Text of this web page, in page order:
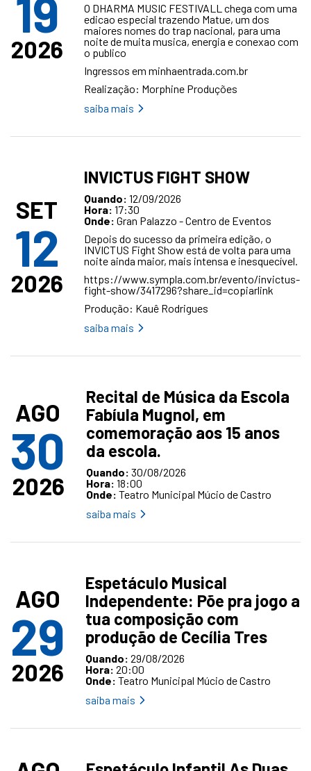
19
2026
O DHARMA MUSIC FESTIVALL chega com uma
edicao especial trazendo Matue, um dos
maiores nomes do trap nacional, para uma
noite de muita musica, energia e conexao com
o publico
Ingressos em minhaentrada.com.br
Realização: Morphine Produções
saiba mais
SET
12
2026
INVICTUS FIGHT SHOW
Quando: 12/09/2026
Hora: 17:30
Onde: Gran Palazzo - Centro de Eventos
Depois do sucesso da primeira edição, o
INVICTUS Fight Show está de volta para uma
noite ainda maior, mais intensa e inesquecível.
https://www.sympla.com.br/evento/invictus-
fight-show/3417296?share_id=copiarlink
Produção: Kauê Rodrigues
saiba mais
AGO
30
2026
Recital de Música da Escola
Fabíula Mugnol, em
comemoração aos 15 anos
da escola.
Quando: 30/08/2026
Hora: 18:00
Onde: Teatro Municipal Múcio de Castro
saiba mais
AGO
29
2026
Espetáculo Musical
Independente: Põe pra jogo a
tua composição com
produção de Cecília Tres
Quando: 29/08/2026
Hora: 20:00
Onde: Teatro Municipal Múcio de Castro
saiba mais